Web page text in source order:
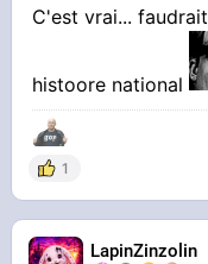
Mais on nous
sans même
pourquoi ça a
après
C'est vrai...
histoore national
1
LapinZinzolin